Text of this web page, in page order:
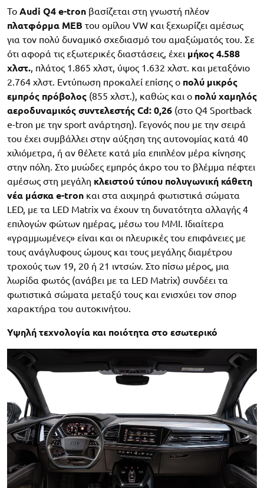
Το Audi Q4 e-tron βασίζεται στη γνωστή πλέον
πλατφόρμα MEB του ομίλου VW και ξεχωρίζει αμέσως
για τον πολύ δυναμικό σχεδιασμό του αμαξώματός του. Σε
ότι αφορά τις εξωτερικές διαστάσεις, έχει μήκος 4.588
χλστ., πλάτος 1.865 χλστ, ύψος 1.632 χλστ. και μεταξόνιο
2.764 χλστ. Εντύπωση προκαλεί επίσης ο πολύ μικρός
εμπρός πρόβολος (855 χλστ.), καθώς και ο πολύ χαμηλός
αεροδυναμικός συντελεστής Cd: 0,26 (στο Q4 Sportback
e-tron με την sport ανάρτηση). Γεγονός που με την σειρά
του έχει συμβάλλει στην αύξηση της αυτονομίας κατά 40
χιλιόμετρα, ή αν θέλετε κατά μία επιπλέον μέρα κίνησης
στην πόλη. Στο μυώδες εμπρός άκρο του το βλέμμα πέφτει
αμέσως στη μεγάλη κλειστού τύπου πολυγωνική κάθετη
νέα μάσκα e-tron και στα αιχμηρά φωτιστικά σώματα
LED, με τα LED Matrix να έχουν τη δυνατότητα αλλαγής 4
επιλογών φώτων ημέρας, μέσω του ΜΜΙ. Ιδιαίτερα
«γραμμωμένες» είναι και οι πλευρικές του επιφάνειες με
τους ανάγλυφους ώμους και τους μεγάλης διαμέτρου
τροχούς των 19, 20 ή 21 ιντσών. Στο πίσω μέρος, μια
λωρίδα φωτός (ανάβει με τα LED Matrix) συνδέει τα
φωτιστικά σώματα μεταξύ τους και ενισχύει τον σπορ
χαρακτήρα του αυτοκινήτου.
Υψηλή τεχνολογία και ποιότητα στο εσωτερικό